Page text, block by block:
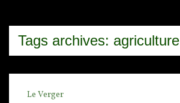
Tags archives: agriculture
Le Verger